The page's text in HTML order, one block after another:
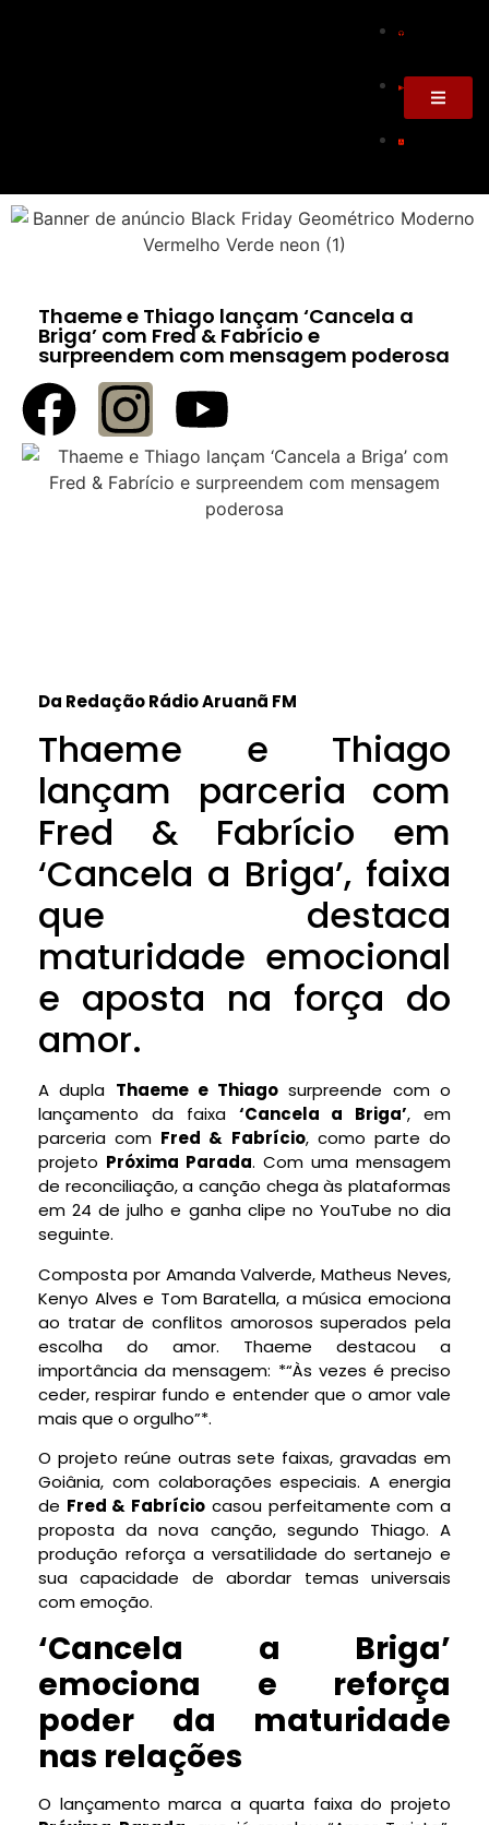
Thaeme e Thiago lançam ‘Cancela a
Briga’ com Fred & Fabrício e
surpreendem com mensagem poderosa
Da Redação Rádio Aruanã FM
Thaeme e Thiago
lançam parceria com
Fred & Fabrício em
‘Cancela a Briga’, faixa
que destaca
maturidade emocional
e aposta na força do
amor.
A dupla Thaeme e Thiago surpreende com o
lançamento da faixa ‘Cancela a Briga’, em
parceria com Fred & Fabrício, como parte do
projeto Próxima Parada. Com uma mensagem
de reconciliação, a canção chega às plataformas
em 24 de julho e ganha clipe no YouTube no dia
seguinte.
Composta por Amanda Valverde, Matheus Neves,
Kenyo Alves e Tom Baratella, a música emociona
ao tratar de conflitos amorosos superados pela
escolha do amor. Thaeme destacou a
importância da mensagem: *“Às vezes é preciso
ceder, respirar fundo e entender que o amor vale
mais que o orgulho”*.
O projeto reúne outras sete faixas, gravadas em
Goiânia, com colaborações especiais. A energia
de Fred & Fabrício casou perfeitamente com a
proposta da nova canção, segundo Thiago. A
produção reforça a versatilidade do sertanejo e
sua capacidade de abordar temas universais
com emoção.
‘Cancela a Briga’
emociona e reforça
poder da maturidade
nas relações
O lançamento marca a quarta faixa do projeto